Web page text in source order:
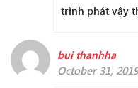
trình phát vậy
bui thanhha
October 31,